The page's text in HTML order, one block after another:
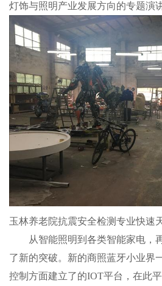
灯饰与照明产业发展方向的专题演讲
玉林养老院抗震安全检测专业快速
从智能照明到各类智能家电，
了新的突破。新的商照蓝牙小业界
控制方面建立了的IOT平台，在此